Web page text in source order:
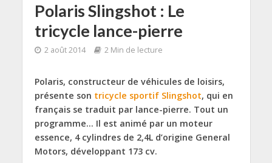
Polaris Slingshot : Le
tricycle lance-pierre
2 août 2014 2 Min de lecture
Polaris, constructeur de véhicules de loisirs,
présente son tricycle sportif Slingshot, qui en
français se traduit par lance-pierre. Tout un
programme… Il est animé par un moteur
essence, 4 cylindres de 2,4L d’origine General
Motors, développant 173 cv.